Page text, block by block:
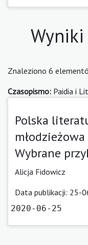
Znaleziono 6
Czasopismo: Paidia i
Polska
Wybrane
Alicja Fidowicz
Data publikacji: 25-
2020-06-25